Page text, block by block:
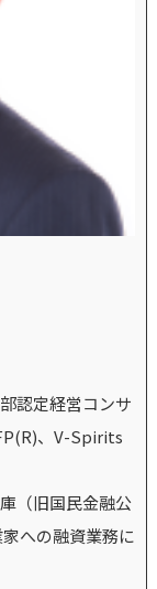
認定経営コンサ
、V-Spirits
（旧国民金融公
への融資業務に